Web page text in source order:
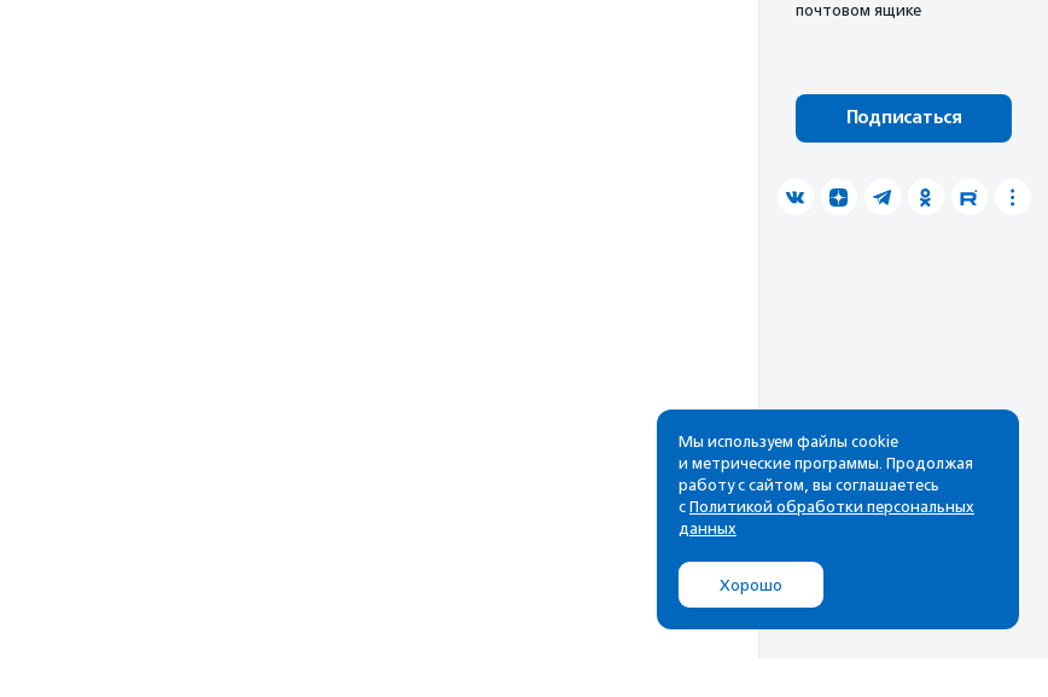
почтовом ящике
Подписаться
Мы используем файлы cookie
и метрические программы. Продолжая
работу с сайтом, вы соглашаетесь
с Политикой обработки персональных
данных
Хорошо